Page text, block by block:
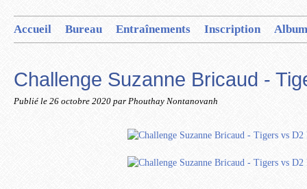
Accueil Bureau Entraînements Inscription
Challenge Suzanne Bricaud -
Publié le 26 octobre 2020 par Phouthay Nontanovanh